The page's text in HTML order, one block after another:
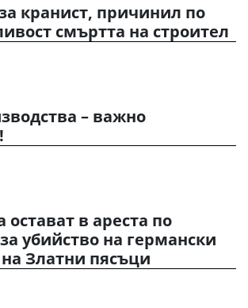
кранист, причинил по
смъртта на строител
– важно
в ареста по
убийство на германски
Златни пясъци